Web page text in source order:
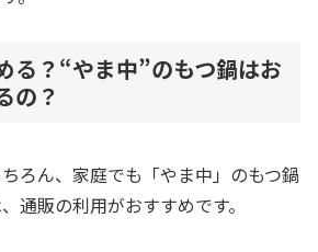
る？“やま中”のもつ鍋はお
の？
ろん、家庭でも「やま中」のもつ鍋
通販の利用がおすすめです。